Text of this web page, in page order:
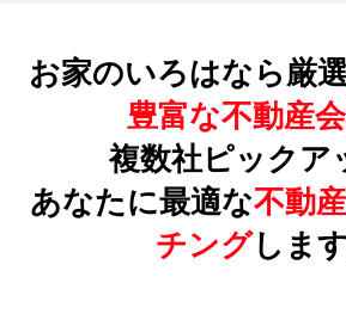
お家のいろはなら厳
豊富な不動産
複数社ピックア
あなたに最適な不動
チングします